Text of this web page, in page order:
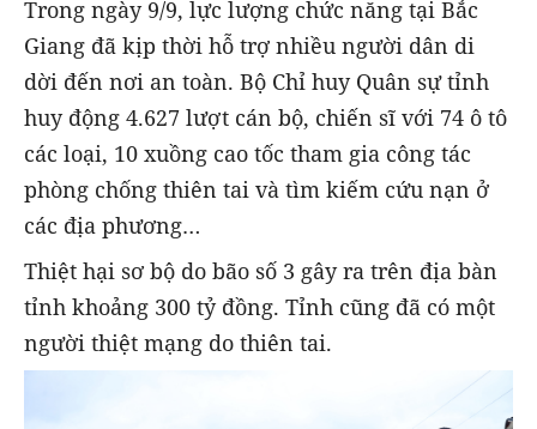
Trong ngày 9/9, lực lượng chức năng tại Bắc
Giang đã kịp thời hỗ trợ nhiều người dân di
dời đến nơi an toàn. Bộ Chỉ huy Quân sự tỉnh
huy động 4.627 lượt cán bộ, chiến sĩ với 74 ô tô
các loại, 10 xuồng cao tốc tham gia công tác
phòng chống thiên tai và tìm kiếm cứu nạn ở
các địa phương…
Thiệt hại sơ bộ do bão số 3 gây ra trên địa bàn
tỉnh khoảng 300 tỷ đồng. Tỉnh cũng đã có một
người thiệt mạng do thiên tai.